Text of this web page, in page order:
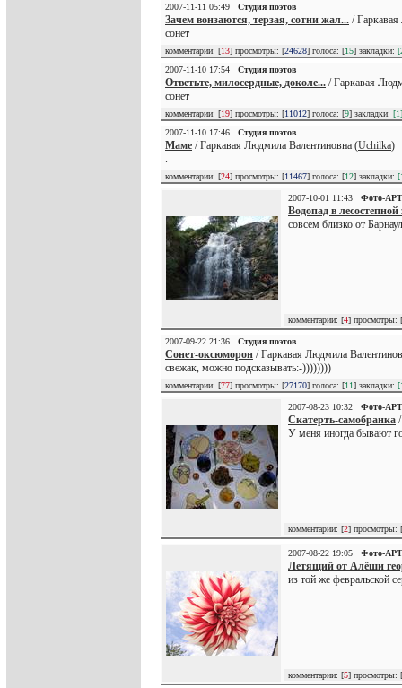
2007-11-11 05:49 Студия поэтов
Зачем вонзаются, терзая, сотни жал... /
сонет
комментарии: [13] просмотры: [24628] голоса: [15] закладки:
2007-11-10 17:54
Студия поэтов
Ответьте, милосердные, доколе... / Гаркавая
сонет
комментарии: [19] просмотры: [11012] голоса: [9] закладки: [1]
2007-11-10 17:46
Студия поэтов
Маме / Гаркавая Людмила Валентиновна (Uchilka)
комментарии: [24] просмотры: [11467] голоса: [12] закладки:
2007-10-01 11:43 Фото-АРТ
Водопад в
совсем близко от
комментарии: [4] просмотры: [
2007-09-22 21:36 Студия поэтов
Сонет-оксюморон / Гаркавая Людмила
свежак, можно подсказывать:-))))))))
комментарии: [77] просмотры: [27170] голоса: [11] закладки:
2007-08-23 10:32 Фото-АРТ
Скатерть-самобранка
У меня иногда бывают
комментарии: [2] просмотры: [
2007-08-22 19:05 Фото-АРТ
Летящий от Алёши
из той же февральской
комментарии: [5] просмотры: [